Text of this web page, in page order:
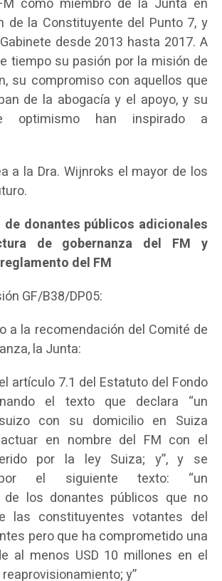
como miembro de la Junta en
de la Constituyente del Punto 7, y
desde 2013 hasta 2017. A
tiempo su pasión por la misión de
su compromiso con aquellos que
de la abogacía y el apoyo, y su
optimismo han inspirado a
a la Dra. Wijnroks el mayor de los
donantes públicos adicionales
de gobernanza del FM y
del FM
GF/B38/DP05:
a la recomendación del Comité de
la Junta:
artículo 7.1 del Estatuto del Fondo
el texto que declara “un
con su domicilio en Suiza
en nombre del FM con el
por la ley Suiza; y”, y se
por el siguiente texto: “un
de los donantes públicos que no
las constituyentes votantes del
pero que ha comprometido una
al menos USD 10 millones en el
y”